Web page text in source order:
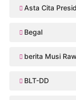
Asta Cita
Begal
berita Musi Rawas
BLT-DD